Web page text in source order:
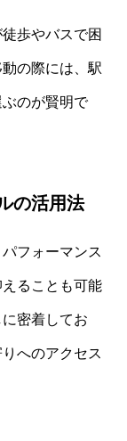
歩やバスで困
の際には、駅
のが賢明で
の活用法
フォーマンス
ることも可能
密着してお
へのアクセス